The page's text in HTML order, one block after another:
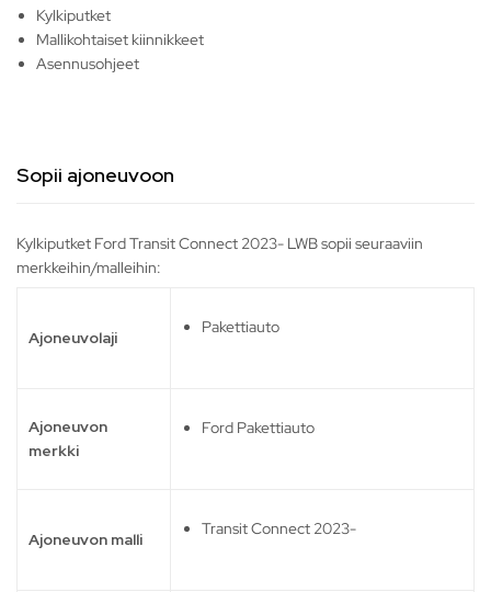
Kylkiputket
Mallikohtaiset kiinnikkeet
Asennusohjeet
Sopii ajoneuvoon
Kylkiputket Ford Transit Connect 2023- LWB sopii seuraaviin
merkkeihin/malleihin:
Ajoneuvolaji
Pakettiauto
Ajoneuvon
merkki
Ford Pakettiauto
Ajoneuvon malli
Transit Connect 2023-